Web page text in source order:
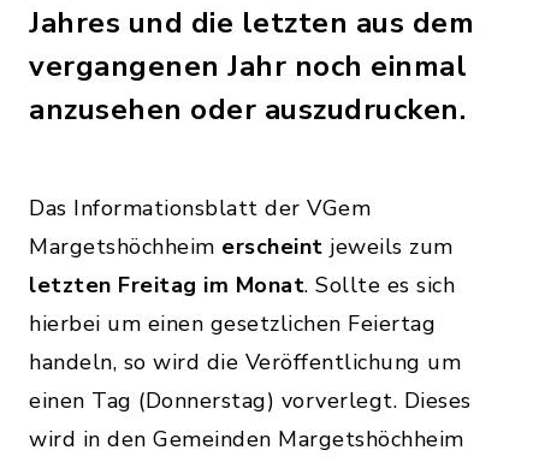
Jahres und die letzten aus dem
vergangenen Jahr noch einmal
anzusehen oder auszudrucken.
Das Informationsblatt der VGem
Margetshöchheim erscheint jeweils zum
letzten Freitag im Monat. Sollte es sich
hierbei um einen gesetzlichen Feiertag
handeln, so wird die Veröffentlichung um
einen Tag (Donnerstag) vorverlegt. Dieses
wird in den Gemeinden Margetshöchheim